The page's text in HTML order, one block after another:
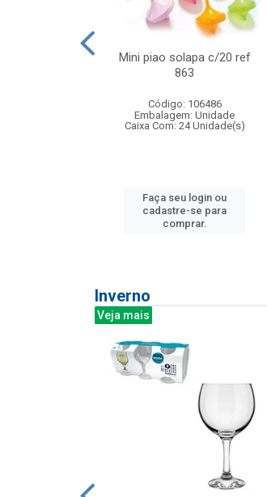
Mini piao solapa c/20 ref
863
Código: 106486
Embalagem: Unidade
Caixa Com: 24 Unidade(s)
Faça seu login ou
cadastre-se para
comprar.
Inverno
Veja mais